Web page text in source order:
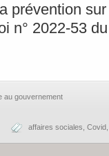
prévention
n° 2022-53
au gouvernement
affaires sociales Covid